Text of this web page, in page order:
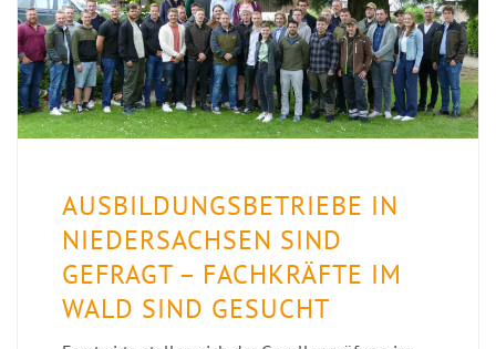
AUSBILDUNGSBETRIEBE IN
NIEDERSACHSEN SIND
GEFRAGT – FACHKRÄFTE IM
WALD SIND GESUCHT